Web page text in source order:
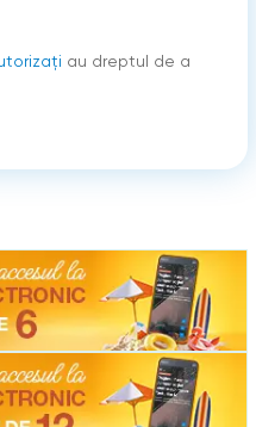
au dreptul de a